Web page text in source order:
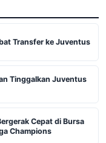
Transfer ke Juventus
Tinggalkan Juventus
Cepat di Bursa
Champions